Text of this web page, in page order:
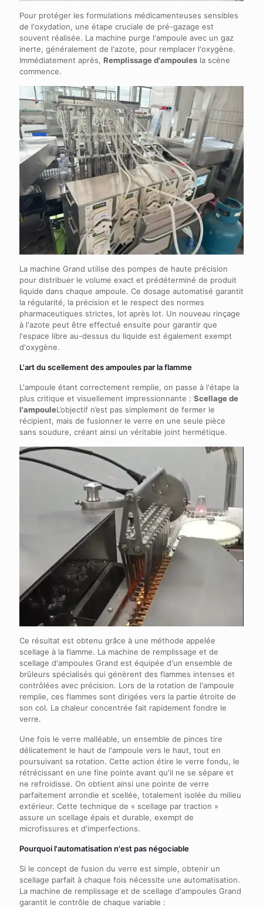
Pour protéger les formulations médicamenteuses sensibles
de l'oxydation, une étape cruciale de pré-gazage est
souvent réalisée. La machine purge l'ampoule avec un gaz
inerte, généralement de l'azote, pour remplacer l'oxygène.
Immédiatement après, Remplissage d'ampoules la scène
commence.
La machine Grand utilise des pompes de haute précision
pour distribuer le volume exact et prédéterminé de produit
liquide dans chaque ampoule. Ce dosage automatisé garantit
la régularité, la précision et le respect des normes
pharmaceutiques strictes, lot après lot. Un nouveau rinçage
à l'azote peut être effectué ensuite pour garantir que
l'espace libre au-dessus du liquide est également exempt
d'oxygène.
L'art du scellement des ampoules par la flamme
L'ampoule étant correctement remplie, on passe à l'étape la
plus critique et visuellement impressionnante : Scellage de
l'ampouleL’objectif n’est pas simplement de fermer le
récipient, mais de fusionner le verre en une seule pièce
sans soudure, créant ainsi un véritable joint hermétique.
Ce résultat est obtenu grâce à une méthode appelée
scellage à la flamme. La machine de remplissage et de
scellage d'ampoules Grand est équipée d'un ensemble de
brûleurs spécialisés qui génèrent des flammes intenses et
contrôlées avec précision. Lors de la rotation de l'ampoule
remplie, ces flammes sont dirigées vers la partie étroite de
son col. La chaleur concentrée fait rapidement fondre le
verre.
Une fois le verre malléable, un ensemble de pinces tire
délicatement le haut de l'ampoule vers le haut, tout en
poursuivant sa rotation. Cette action étire le verre fondu, le
rétrécissant en une fine pointe avant qu'il ne se sépare et
ne refroidisse. On obtient ainsi une pointe de verre
parfaitement arrondie et scellée, totalement isolée du milieu
extérieur. Cette technique de « scellage par traction »
assure un scellage épais et durable, exempt de
microfissures et d'imperfections.
Pourquoi l'automatisation n'est pas négociable
Si le concept de fusion du verre est simple, obtenir un
scellage parfait à chaque fois nécessite une automatisation.
La machine de remplissage et de scellage d'ampoules Grand
garantit le contrôle de chaque variable :